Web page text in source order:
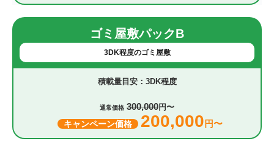
ゴミ屋敷パックB
3DK程度のゴミ屋敷
3DK程度
通常価格 300,000円〜
キャンペーン価格 200,000 円〜